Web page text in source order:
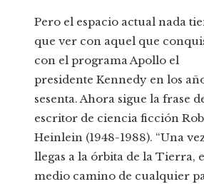
Pero el espacio actual nada
que ver con aquel que
con el programa Apollo el
presidente Kennedy en los
sesenta. Ahora sigue la frase
escritor de ciencia ficción
Heinlein (1948-1988). “Una
llegas a la órbita de la Tierra,
medio camino de cualquier